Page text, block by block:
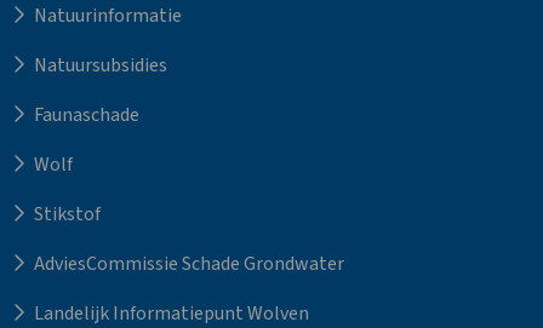
Natuurinformatie
Natuursubsidies
Faunaschade
Wolf
Stikstof
AdviesCommissie Schade Grondwater
Landelijk Informatiepunt Wolven